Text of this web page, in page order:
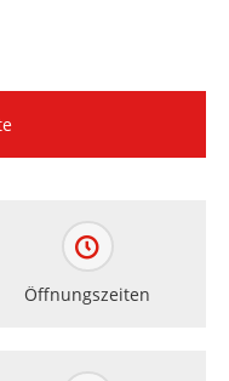
Öffnungszeiten